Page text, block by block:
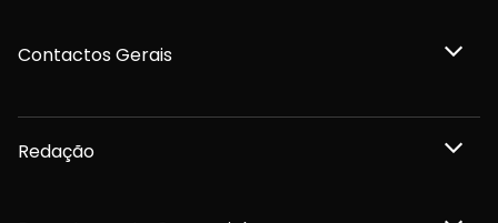
Contactos Gerais
Redação